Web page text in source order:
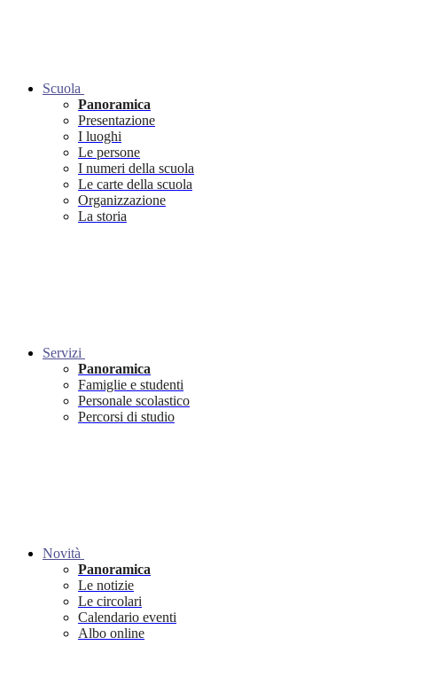
Scuola
Panoramica
Presentazione
I luoghi
Le persone
I numeri della scuola
Le carte della scuola
Organizzazione
La storia
Servizi
Panoramica
Famiglie e studenti
Personale scolastico
Percorsi di studio
Novità
Panoramica
Le notizie
Le circolari
Calendario eventi
Albo online